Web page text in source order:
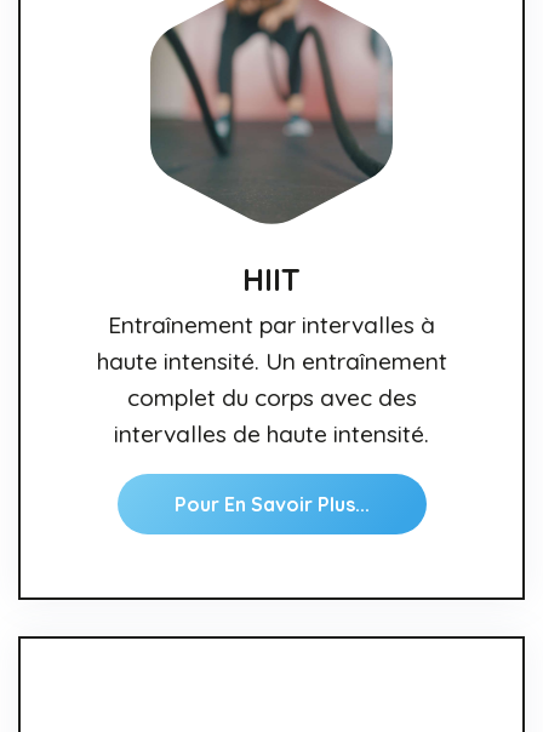
HIIT
Entraînement par intervalles à
haute intensité. Un entraînement
complet du corps avec des
intervalles de haute intensité.
Pour En Savoir Plus...